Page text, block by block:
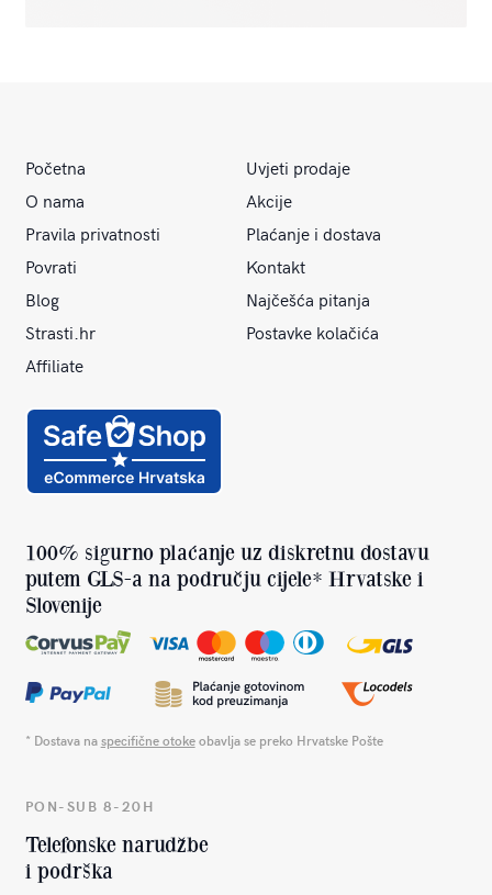
Početna
Uvjeti prodaje
O nama
Akcije
Pravila privatnosti
Plaćanje i dostava
Povrati
Kontakt
Blog
Najčešća pitanja
Strasti.hr
Postavke kolačića
Affiliate
100% sigurno plaćanje uz diskretnu dostavu
putem GLS-a na području cijele* Hrvatske i
Slovenije
* Dostava naspecifične otokeobavlja se preko Hrvatske Pošte
PON-SUB 8-20H
Telefonske narudžbe
i podrška